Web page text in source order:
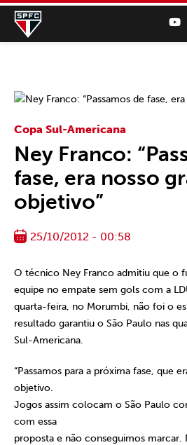
Copa Sul-Americana
Ney Franco:
fase, era nosso
objetivo”
25/10/2012 - 00:58
O técnico Ney Franco admitiu que o
equipe no empate sem gols com a
quarta-feira, no Morumbi, não foi o
resultado garantiu o São Paulo nas
Sul-Americana.
“Passamos para a próxima fase, que
objetivo.
Jogos assim colocam o São Paulo
com essa
proposta e não conseguimos marcar.